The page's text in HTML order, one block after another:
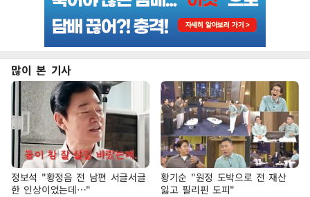
많이 본 기사
정보석 "황정음 전 남편 서글서글
한 인상이었는데…"
황기순 "원정 도박으로 전 재산
잃고 필리핀 도피"